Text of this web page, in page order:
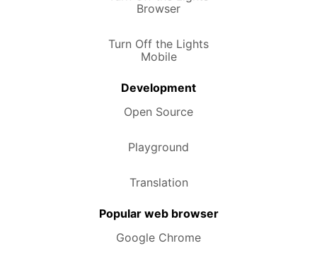
Browser
Turn Off the Lights
Mobile
Development
Open Source
Playground
Translation
Popular web browser
Google Chrome